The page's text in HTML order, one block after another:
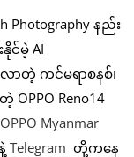
နည်း
မဲ့ AI
ာတဲ့ ကင်မရာစနစ်၊
Reno14
OPPO Myanmar
Telegram တို့ကနေ